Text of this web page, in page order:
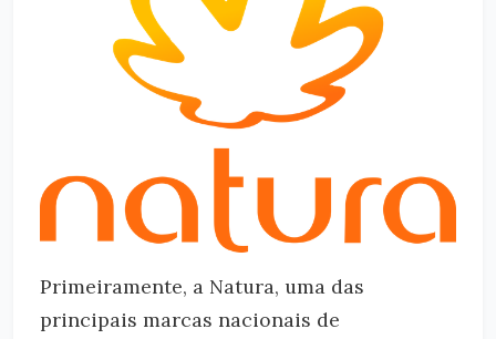
Primeiramente, a Natura, uma das
principais marcas nacionais de